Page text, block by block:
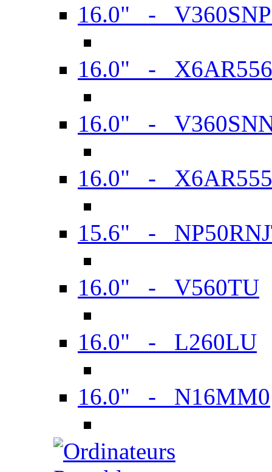
16.0" -
16.0" -
16.0" -
16.0" -
15.6" -
16.0" - V560TU
16.0" - L260LU
16.0" - N16MM0